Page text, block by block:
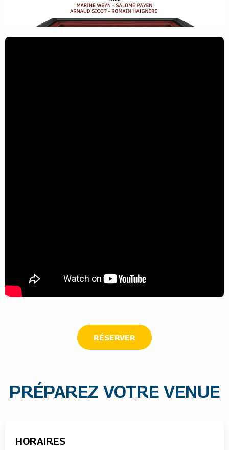
RÉSERVER
PRÉPAREZ VOTRE VENUE
HORAIRES